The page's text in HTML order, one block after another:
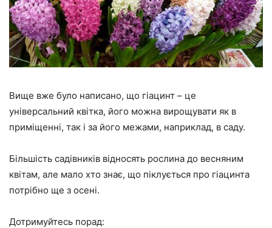
Вище вже було написано, що гіацинт – це
універсальний квітка, його можна вирощувати як в
приміщенні, так і за його межами, наприклад, в саду.
Більшість садівників відносять рослина до весняним
квітам, але мало хто знає, що піклується про гіацинта
потрібно ще з осені.
Дотримуйтесь порад: